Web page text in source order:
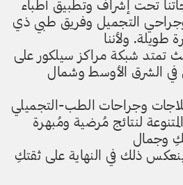
تحت إشراف وتطبيق أطباء
التجميل وفريق طبي ذي
طويلة. ولأننا
شبكة مراكز سيلكور على
الشرق الأوسط وشمال
وجراحات الطب-التجميلي
لنتائج مُرضية ومُبهرة
وجمال
ذلك في النهاية على ثقتكِ